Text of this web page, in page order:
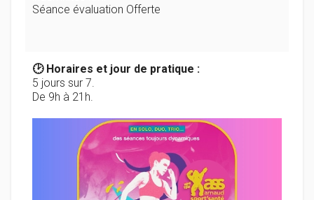
Séance évaluation Offerte
🕑 Horaires et jour de pratique :
5 jours sur 7.
De 9h à 21h.